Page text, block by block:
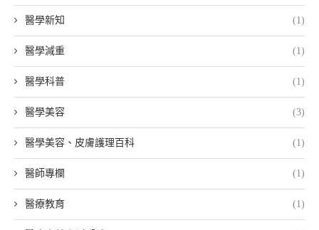
醫學新知 (1)
醫學減重 (1)
醫學科普 (1)
醫學美容 (3)
醫學美容、皮膚護理百科 (1)
醫師專欄 (1)
醫療教育 (1)